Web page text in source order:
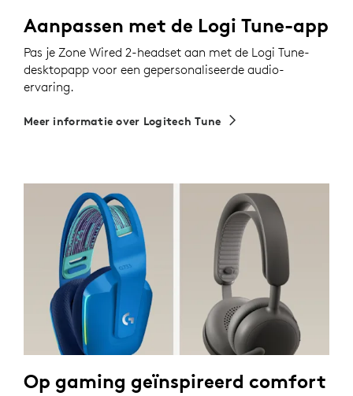
Aanpassen met de Logi Tune-app
Pas je Zone Wired 2-headset aan met de Logi Tune-
desktopapp voor een gepersonaliseerde audio-
ervaring.
Meer informatie over Logitech Tune
Op gaming geïnspireerd comfort